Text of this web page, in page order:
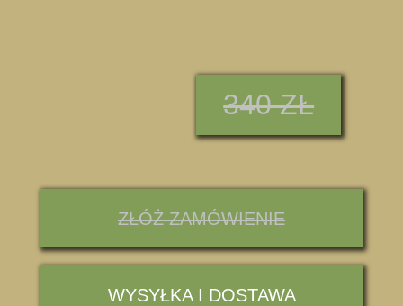
340 ZŁ
ZŁÓŻ ZAMÓWIENIE
WYSYŁKA I DOSTAWA